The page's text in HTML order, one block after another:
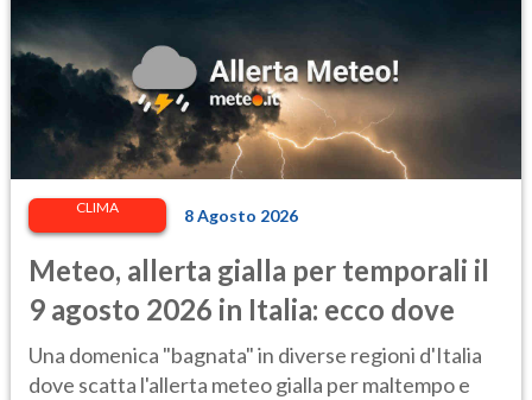
CLIMA 8 Agosto 2026
Meteo, allerta gialla per temporali il
9 agosto 2026 in Italia: ecco dove
Una domenica "bagnata" in diverse regioni d'Italia
dove scatta l'allerta meteo gialla per maltempo e